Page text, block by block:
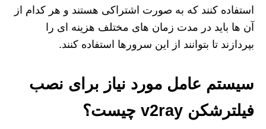
استفاده کنند که به صورت اشتراکی هستند و هر کدام از
آن ها باید در مدت زمان های مختلف هزینه ای را
بپردازند تا بتوانند از این سرورها استفاده کنند.
سیستم عامل مورد نیاز برای نصب
فیلترشکن v2ray چیست؟